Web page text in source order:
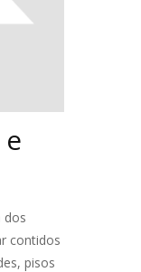
dos
contidos
pisos